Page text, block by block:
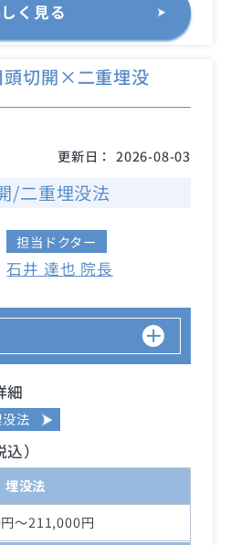
く見る
頭切開×二重埋没
更新日： 2026-08-03
/二重埋没法
担当ドクター
石井 達也 院長
細
法
）
埋没法
～211,000円